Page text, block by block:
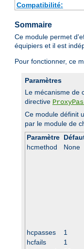
Compatibilité:
Sommaire
Ce module permet
équipiers et il est
Pour fonctionner, ce
Paramètres
Le mécanisme de
directive
Ce module définit
par le module de
Paramètre
hcmethod
None
hcpasses
1
hcfails
1